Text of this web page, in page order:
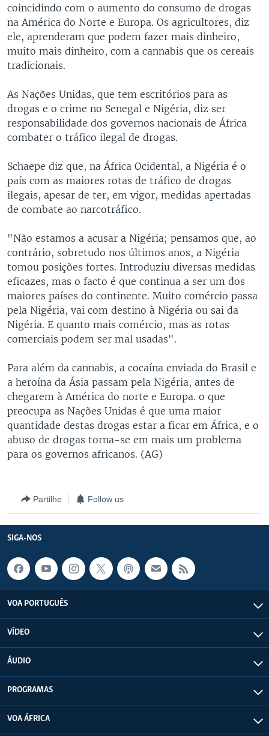
coincidindo com o aumento do consumo de drogas
na América do Norte e Europa. Os agricultores, diz
ele, aprenderam que podem fazer mais dinheiro,
muito mais dinheiro, com a cannabis que os cereais
tradicionais.
As Nações Unidas, que tem escritórios para as
drogas e o crime no Senegal e Nigéria, diz ser
responsabilidade dos governos nacionais de África
combater o tráfico ilegal de drogas.
Schaepe diz que, na África Ocidental, a Nigéria é o
país com as maiores rotas de tráfico de drogas
ilegais, apesar de ter, em vigor, medidas apertadas
de combate ao narcotráfico.
"Não estamos a acusar a Nigéria; pensamos que, ao
contrário, sobretudo nos últimos anos, a Nigéria
tomou posições fortes. Introduziu diversas medidas
eficazes, mas o facto é que continua a ser um dos
maiores países do continente. Muito comércio passa
pela Nigéria, vai com destino à Nigéria ou sai da
Nigéria. E quanto mais comércio, mas as rotas
comerciais podem ser mal usadas".
Para além da cannabis, a cocaína enviada do Brasil e
a heroína da Ásia passam pela Nigéria, antes de
chegarem à América do norte e Europa. o que
preocupa as Nações Unidas é que uma maior
quantidade destas drogas estar a ficar em África, e o
abuso de drogas torna-se em mais um problema
para os governos africanos. (AG)
Partilhe Follow us
SIGA-NOS
VOA PORTUGUÊS
VÍDEO
ÁUDIO
PROGRAMAS
VOA ÁFRICA